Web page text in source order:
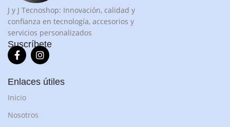
J y J Tecnoshop: Innovación, calidad y
confianza en tecnología, accesorios y
servicios personalizados
Suscríbete
Enlaces útiles
Inicio
Nosotros